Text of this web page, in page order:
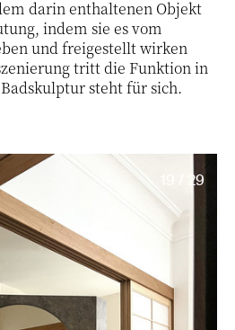
darin enthaltenen Objekt
indem sie es vom
und freigestellt wirken
tritt die Funktion in
steht für sich.
19 / 29